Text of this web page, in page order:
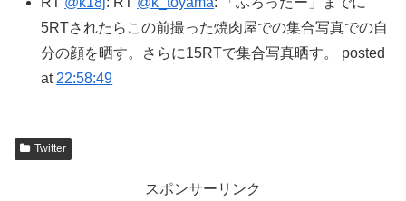
5RTされたらこの前撮った焼肉屋での集合写真での自
分の顔を晒す。さらに15RTで集合写真晒す。 posted
at 22:58:49
Twitter
スポンサーリンク